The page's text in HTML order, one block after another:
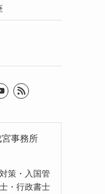
事務所
策・入国管
・行政書士